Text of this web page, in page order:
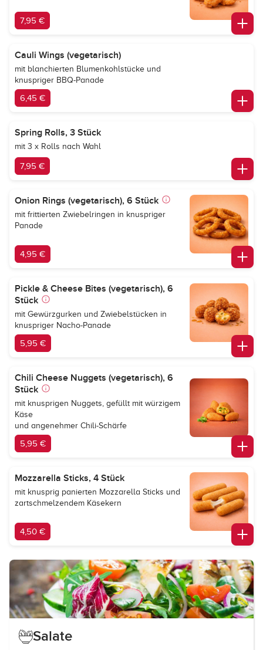
7,95 €
Cauli Wings (vegetarisch)
mit blanchierten Blumenkohlstücke und
knuspriger BBQ-Panade
6,45 €
Spring Rolls, 3 Stück
mit 3 x Rolls nach Wahl
7,95 €
Onion Rings (vegetarisch), 6 Stück
mit frittierten Zwiebelringen in knuspriger
Panade
4,95 €
Pickle & Cheese Bites (vegetarisch), 6
Stück
mit Gewürzgurken und Zwiebelstücken in
knuspriger Nacho-Panade
5,95 €
Chili Cheese Nuggets (vegetarisch), 6
Stück
mit knusprigen Nuggets, gefüllt mit würzigem
Käse
und angenehmer Chili-Schärfe
5,95 €
Mozzarella Sticks, 4 Stück
mit knusprig panierten Mozzarella Sticks und
zartschmelzendem Käsekern
4,50 €
Salate